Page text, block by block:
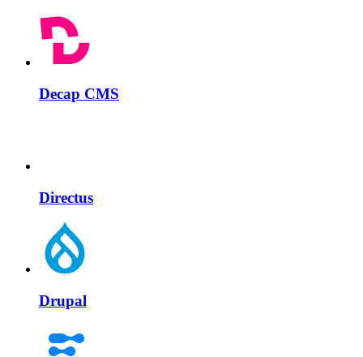
Decap CMS
Directus
Drupal